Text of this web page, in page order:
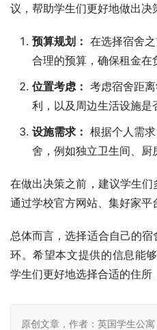
议，帮助学生们更好地做出决
预算规划： 在选择宿舍
合理的预算，确保租金在
位置考虑： 考虑宿舍距
利，以及周边生活设施是
设施需求： 根据个人需
舍，例如独立卫生间、厨
在做出决策之前，建议学生
通过学校官方网站、集好家平
总体而言，选择适合自己的
环。希望本文提供的信息能
学生们更好地选择合适的住所
原创文章，作者：英国学生公